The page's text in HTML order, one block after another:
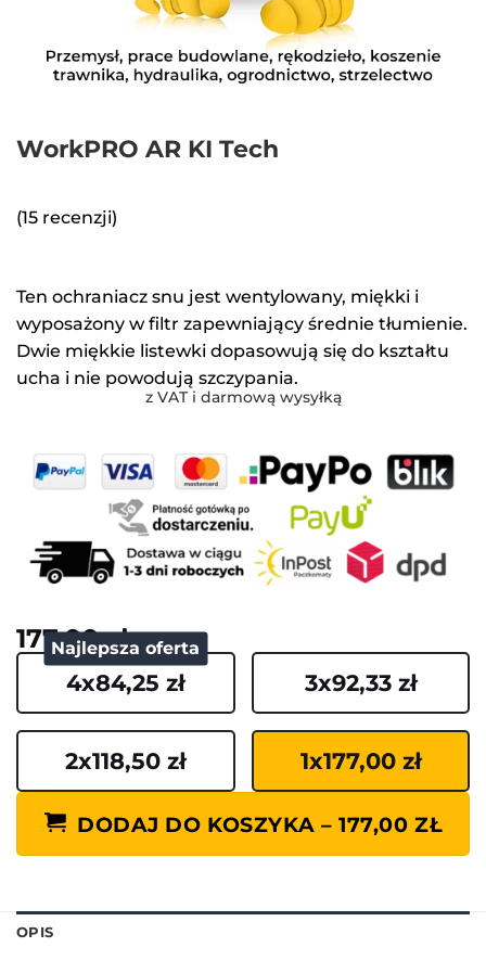
WorkPRO AR KI Tech
(15 recenzji)
Ten ochraniacz snu jest wentylowany, miękki i
wyposażony w filtr zapewniający średnie tłumienie.
Dwie miękkie listewki dopasowują się do kształtu
ucha i nie powodują szczypania.
z VAT i darmową wysyłką
177,00 zł
Najlepsza oferta
4x84,25 zł 3x92,33 zł
2x118,50 zł 1x177,00 zł
DODAJ DO KOSZYKA – 177,00 ZŁ
OPIS